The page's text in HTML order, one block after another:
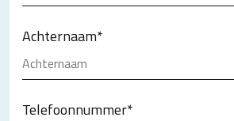
Achternaam*
Telefoonnummer*